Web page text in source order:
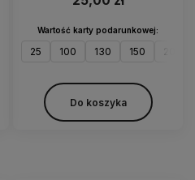
Wartość karty podarunkowej:
25 100 130 150
Do koszyka